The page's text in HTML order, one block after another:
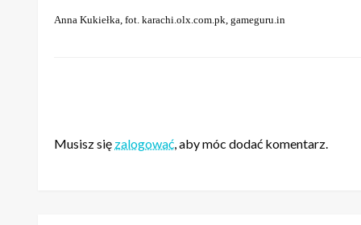
Anna Kukiełka, fot. karachi.olx.com.pk, gameguru.in
Musisz się zalogować, aby móc dodać komentarz.